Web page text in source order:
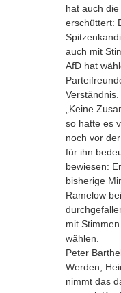
hat auch
erschüttert:
auch mit
AfD hat
Verständnis.
„Keine
so hatte es
noch vor
für ihn
bewiesen:
bisherige
Ramelow
mit
wählen.
Peter
Werden,
nimmt das